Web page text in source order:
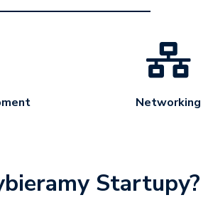
Networking
Startupy?